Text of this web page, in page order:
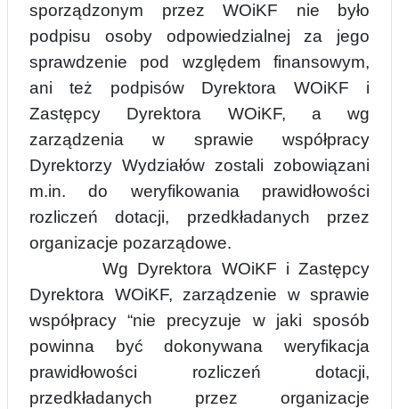
sporządzonym przez WOiKF nie było
podpisu osoby odpowiedzialnej za jego
sprawdzenie pod względem finansowym,
ani też podpisów Dyrektora WOiKF i
Zastępcy Dyrektora WOiKF, a wg
zarządzenia w sprawie współpracy
Dyrektorzy Wydziałów zostali zobowiązani
m.in. do weryfikowania prawidłowości
rozliczeń dotacji, przedkładanych przez
organizacje pozarządowe.
Wg Dyrektora WOiKF i Zastępcy
Dyrektora WOiKF, zarządzenie w sprawie
współpracy “nie
precyzuje w jaki sposób
powinna być dokonywana weryfikacja
prawidłowości rozliczeń dotacji,
przedkładanych przez organizacje